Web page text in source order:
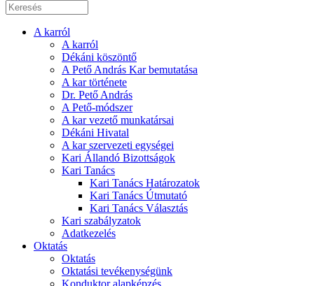
A karról
A karról
Dékáni köszöntő
A Pető András Kar bemutatása
A kar története
Dr. Pető András
A Pető-módszer
A kar vezető munkatársai
Dékáni Hivatal
A kar szervezeti egységei
Kari Állandó Bizottságok
Kari Tanács
Kari Tanács Határozatok
Kari Tanács Útmutató
Kari Tanács Választás
Kari szabályzatok
Adatkezelés
Oktatás
Oktatás
Oktatási tevékenységünk